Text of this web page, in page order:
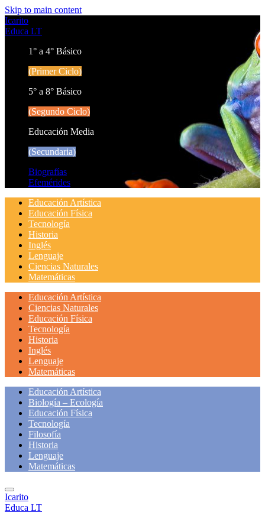
Skip to main content
Icarito
Educa LT
1° a 4° Básico
(Primer Ciclo)
5° a 8° Básico
(Segundo Ciclo)
Educación Media
(Secundaria)
Biografías
Efemérides
Educación Artística
Educación Física
Tecnología
Historia
Inglés
Lenguaje
Ciencias Naturales
Matemáticas
Educación Artística
Ciencias Naturales
Educación Física
Tecnología
Historia
Inglés
Lenguaje
Matemáticas
Educación Artística
Biología – Ecología
Educación Física
Tecnología
Filosofía
Historia
Lenguaje
Matemáticas
Icarito
Educa LT